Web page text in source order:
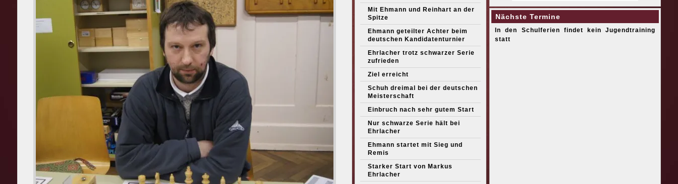
Mit Ehmann und Reinhart an der
Spitze
Ehmann geteilter Achter beim
deutschen Kandidatenturnier
Ehrlacher trotz schwarzer Serie
zufrieden
Ziel erreicht
Schuh dreimal bei der deutschen
Meisterschaft
Einbruch nach sehr gutem Start
Nur schwarze Serie hält bei
Ehrlacher
Ehmann startet mit Sieg und
Remis
Starker Start von Markus
Ehrlacher
Nächste Termine
In den Schulferien findet kein Jugendtraining
statt